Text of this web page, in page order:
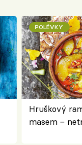
POLÉVKY
Hruškový
masem –